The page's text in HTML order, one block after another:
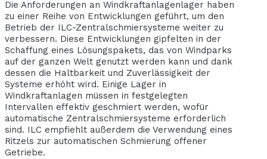
Die Anforderungen an Windkraftanlagenlager haben
zu einer Reihe von Entwicklungen geführt, um den
Betrieb der ILC-Zentralschmiersysteme weiter zu
verbessern. Diese Entwicklungen gipfelten in der
Schaffung eines Lösungspakets, das von Windparks
auf der ganzen Welt genutzt werden kann und dank
dessen die Haltbarkeit und Zuverlässigkeit der
Systeme erhöht wird. Einige Lager in
Windkraftanlagen müssen in festgelegten
Intervallen effektiv geschmiert werden, wofür
automatische Zentralschmiersysteme erforderlich
sind. ILC empfiehlt außerdem die Verwendung eines
Ritzels zur automatischen Schmierung offener
Getriebe.